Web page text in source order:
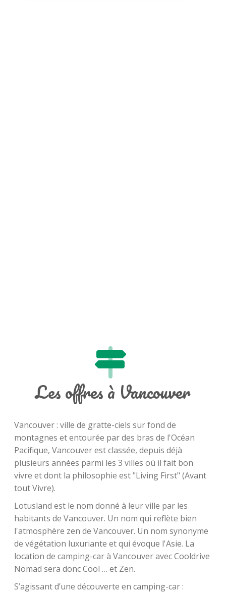
Les offres à Vancouver
Vancouver : ville de gratte-ciels sur fond de
montagnes et entourée par des bras de l'Océan
Pacifique, Vancouver est classée, depuis déjà
plusieurs années parmi les 3 villes où il fait bon
vivre et dont la philosophie est "Living First" (Avant
tout Vivre).
Lotusland est le nom donné à leur ville par les
habitants de Vancouver. Un nom qui reflète bien
l'atmosphère zen de Vancouver. Un nom synonyme
de végétation luxuriante et qui évoque l'Asie. La
location de camping-car à Vancouver avec Cooldrive
Nomad sera donc Cool … et Zen.
S’agissant d’une découverte en camping-car :